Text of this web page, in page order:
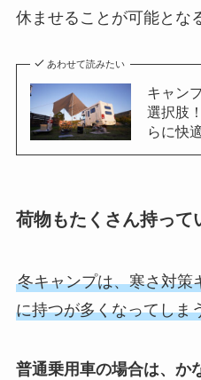
休ませることが可能とな
あわせて読みたい
キャン
選択肢
らに快
荷物もたくさん持って
冬キャンプは、寒さ対策
に持つが多くなってしま
普通乗用車の場合は、か